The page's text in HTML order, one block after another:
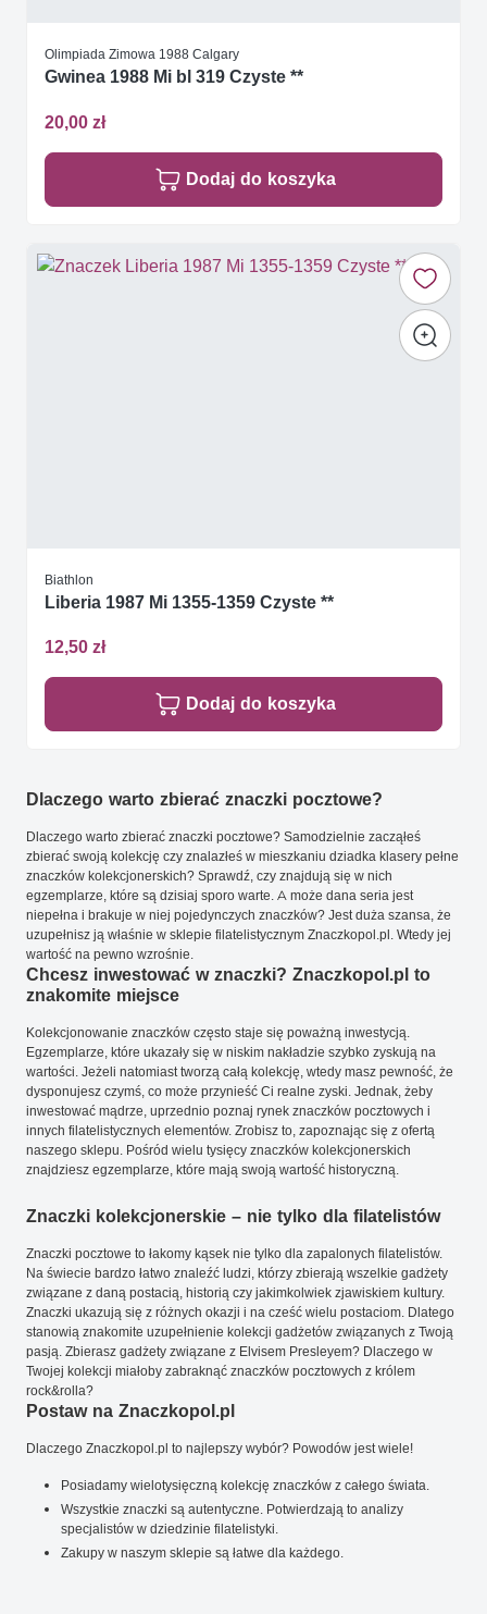
Olimpiada Zimowa 1988 Calgary
Gwinea 1988 Mi bl 319 Czyste **
20,00 zł
Dodaj do koszyka
Biathlon
Liberia 1987 Mi 1355-1359 Czyste **
12,50 zł
Dodaj do koszyka
Dlaczego warto zbierać znaczki pocztowe?
Dlaczego warto zbierać znaczki pocztowe? Samodzielnie zacząłeś
zbierać swoją kolekcję czy znalazłeś w mieszkaniu dziadka klasery pełne
znaczków kolekcjonerskich? Sprawdź, czy znajdują się w nich
egzemplarze, które są dzisiaj sporo warte. A może dana seria jest
niepełna i brakuje w niej pojedynczych znaczków? Jest duża szansa, że
uzupełnisz ją właśnie w sklepie filatelistycznym Znaczkopol.pl. Wtedy jej
wartość na pewno wzrośnie.
Chcesz inwestować w znaczki? Znaczkopol.pl to
znakomite miejsce
Kolekcjonowanie znaczków często staje się poważną inwestycją.
Egzemplarze, które ukazały się w niskim nakładzie szybko zyskują na
wartości. Jeżeli natomiast tworzą całą kolekcję, wtedy masz pewność, że
dysponujesz czymś, co może przynieść Ci realne zyski. Jednak, żeby
inwestować mądrze, uprzednio poznaj rynek znaczków pocztowych i
innych filatelistycznych elementów. Zrobisz to, zapoznając się z ofertą
naszego sklepu. Pośród wielu tysięcy znaczków kolekcjonerskich
znajdziesz egzemplarze, które mają swoją wartość historyczną.
Znaczki kolekcjonerskie – nie tylko dla filatelistów
Znaczki pocztowe to łakomy kąsek nie tylko dla zapalonych filatelistów.
Na świecie bardzo łatwo znaleźć ludzi, którzy zbierają wszelkie gadżety
związane z daną postacią, historią czy jakimkolwiek zjawiskiem kultury.
Znaczki ukazują się z różnych okazji i na cześć wielu postaciom. Dlatego
stanowią znakomite uzupełnienie kolekcji gadżetów związanych z Twoją
pasją. Zbierasz gadżety związane z Elvisem Presleyem? Dlaczego w
Twojej kolekcji miałoby zabraknąć znaczków pocztowych z królem
rock&rolla?
Postaw na Znaczkopol.pl
Dlaczego Znaczkopol.pl to najlepszy wybór? Powodów jest wiele!
Posiadamy wielotysięczną kolekcję znaczków z całego świata.
Wszystkie znaczki są autentyczne. Potwierdzają to analizy
specjalistów w dziedzinie filatelistyki.
Zakupy w naszym sklepie są łatwe dla każdego.